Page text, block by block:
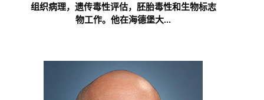
组织病理，遗传毒性评估，胚胎毒性和生物标志
物工作。他在海德堡大...